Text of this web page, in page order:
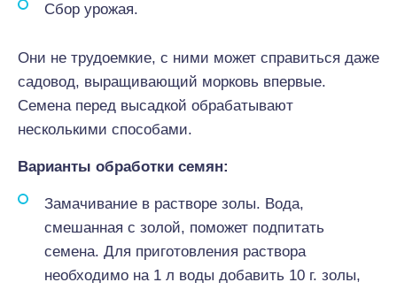
Сбор урожая.
Они не трудоемкие, с ними может справиться даже
садовод, выращивающий морковь впервые.
Семена перед высадкой обрабатывают
несколькими способами.
Варианты обработки семян:
Замачивание в растворе золы. Вода,
смешанная с золой, поможет подпитать
семена. Для приготовления раствора
необходимо на 1 л воды добавить 10 г. золы,